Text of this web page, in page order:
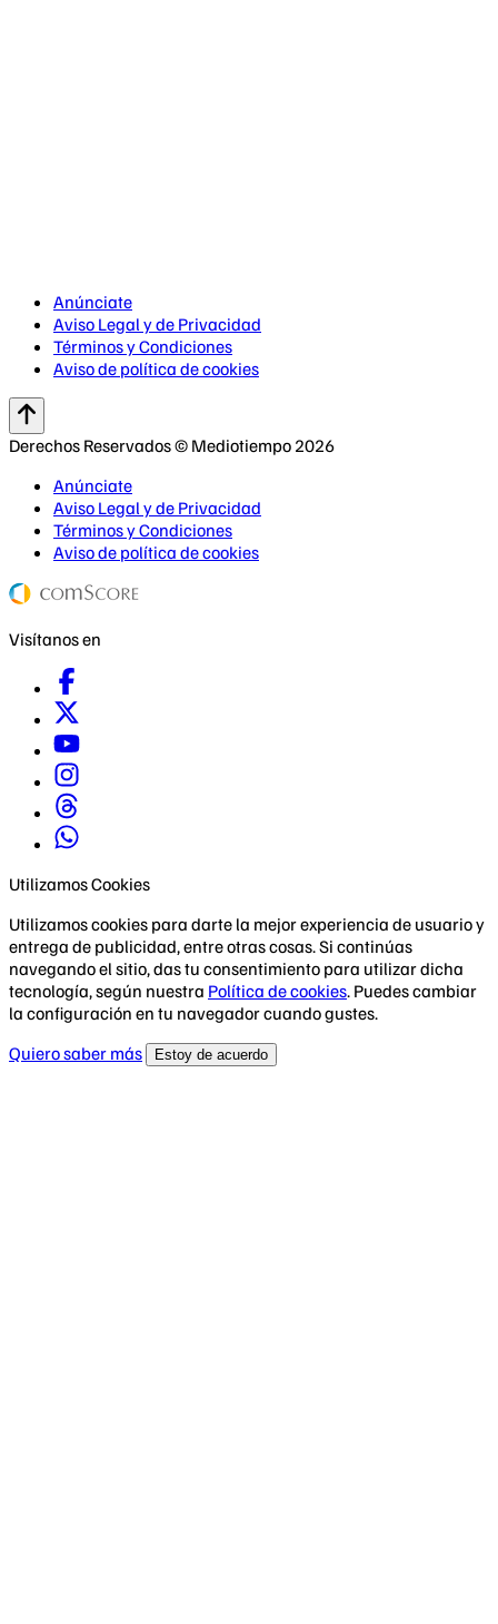
Anúnciate
Aviso Legal y de Privacidad
Términos y Condiciones
Aviso de política de cookies
Derechos Reservados © Mediotiempo 2026
Anúnciate
Aviso Legal y de Privacidad
Términos y Condiciones
Aviso de política de cookies
Visítanos en
Utilizamos Cookies
Utilizamos cookies para darte la mejor experiencia de usuario y
entrega de publicidad, entre otras cosas. Si continúas
navegando el sitio, das tu consentimiento para utilizar dicha
tecnología, según nuestra Política de cookies. Puedes cambiar
la configuración en tu navegador cuando gustes.
Quiero saber más
Estoy de acuerdo